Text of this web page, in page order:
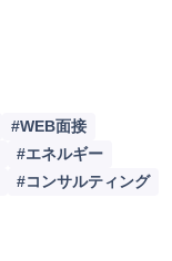
#WEB面接
#エネルギー
#コンサルティング